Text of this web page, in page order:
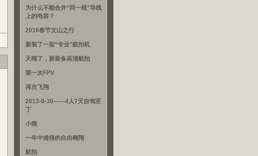
为什么不能合并“同一根”导线
上的电容？
2016春节文山之行
新装了一架“专业”航拍机
天晴了，新装备高清航拍
第一次FPV
再次飞翔
2013-9-30——4人7天自驾亚
丁
小猫
一年中难得的自由翱翔
航拍